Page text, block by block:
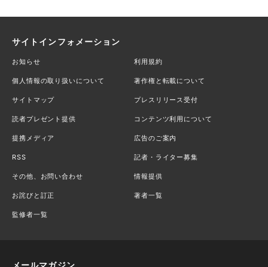
サイトインフォメーション
お知らせ 利用規約
個人情報の取り扱いについて 著作権と転載について
サイトマップ プレスリリース受付
読者プレゼント提供 コンテンツ利用について
提携メディア 広告のご案内
RSS 記者・ライター募集
その他、お問い合わせ 情報提供
お詫びと訂正 著者一覧
監修者一覧